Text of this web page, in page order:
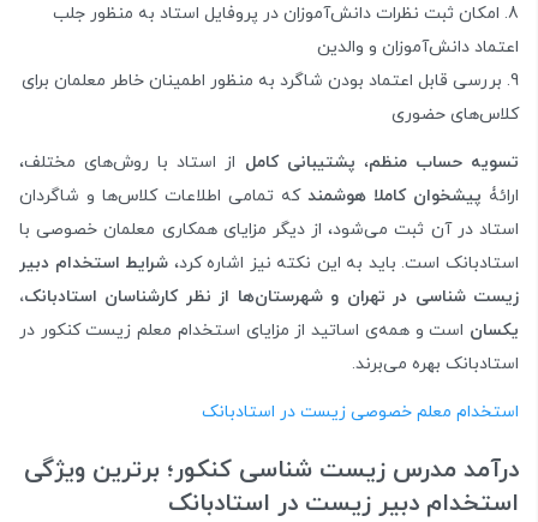
امکان ثبت نظرات دانش‌آموزان در پروفایل استاد به منظور جلب
اعتماد دانش‌آموزان و والدین
بررسی قابل اعتماد بودن شاگرد به منظور اطمینان خاطر معلمان برای
کلاس‌های حضوری
تسویه حساب منظم، پشتیبانی کامل از استاد با روش‌های مختلف،
ارائۀ پیشخوان کاملا هوشمند که تمامی اطلاعات کلاس‌ها و شاگردان
استاد در آن ثبت می‌شود، از دیگر مزایای همکاری معلمان خصوصی با
استادبانک است. باید به این نکته نیز اشاره کرد، شرایط استخدام دبیر
زیست شناسی در تهران و شهرستان‌ها از نظر کارشناسان استادبانک،
یکسان است و همه‌ی اساتید از مزایای استخدام معلم زیست کنکور در
استادبانک بهره می‌برند.
استخدام معلم خصوصی زیست در استادبانک
درآمد مدرس زیست شناسی کنکور؛ برترین ویژگی
استخدام دبیر زیست در استادبانک